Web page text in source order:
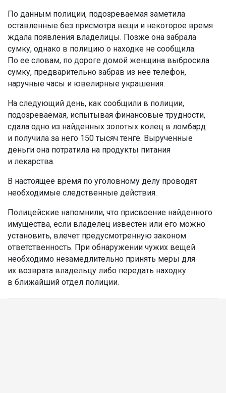
По данным полиции, подозреваемая заметила
оставленные без присмотра вещи и некоторое время
ждала появления владелицы. Позже она забрала
сумку, однако в полицию о находке не сообщила.
По ее словам, по дороге домой женщина выбросила
сумку, предварительно забрав из нее телефон,
наручные часы и ювелирные украшения.
На следующий день, как сообщили в полиции,
подозреваемая, испытывая финансовые трудности,
сдала одно из найденных золотых колец в ломбард
и получила за него 150 тысяч тенге. Вырученные
деньги она потратила на продукты питания
и лекарства.
В настоящее время по уголовному делу проводят
необходимые следственные действия.
Полицейские напомнили, что присвоение найденного
имущества, если владелец известен или его можно
установить, влечет предусмотренную законом
ответственность. При обнаружении чужих вещей
необходимо незамедлительно принять меры для
их возврата владельцу либо передать находку
в ближайший отдел полиции.